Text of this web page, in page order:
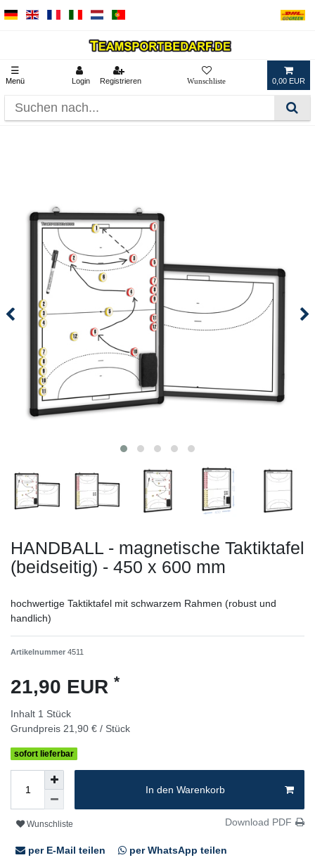
☰
Menü Login Registrieren 0,00 EUR
HANDBALL - magnetische Taktiktafel
(beidseitig) - 450 x 600 mm
hochwertige Taktiktafel mit schwarzem Rahmen (robust und
handlich)
Artikelnummer 4511
21,90 EUR *
Inhalt 1 Stück
Grundpreis 21,90 € / Stück
sofort lieferbar
In den Warenkorb
Wunschliste Download PDF
per E-Mail teilen per WhatsApp teilen